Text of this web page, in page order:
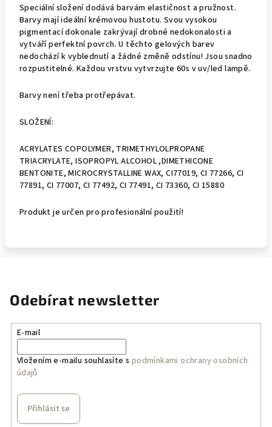
Speciální složení dodává barvám elastičnost a pružnost.
Barvy mají ideální krémovou hustotu. Svou vysokou
pigmentací dokonale zakrývají drobné nedokonalosti a
vytváří perfektní povrch. U těchto gelových barev
nedochází k vyblednutí a žádné změně odstínu! Jsou snadno
rozpustitelné. Každou vrstvu vytvrzujte 60s v uv/led lampě.
Barvy není třeba protřepávat.
SLOŽENÍ:
ACRYLATES COPOLYMER, TRIMETHYLOLPROPANE
TRIACRYLATE, ISOPROPYL ALCOHOL ,DIMETHICONE
BENTONITE, MICROCRYSTALLINE WAX, CI77019, CI 77266, CI
77891, CI 77007, CI 77492, CI 77491, CI 73360, CI 15880
Produkt je určen pro profesionální použití!
Odebírat newsletter
E-mail
Vložením e-mailu souhlasíte s podmínkami ochrany osobních
údajů
Přihlásit se